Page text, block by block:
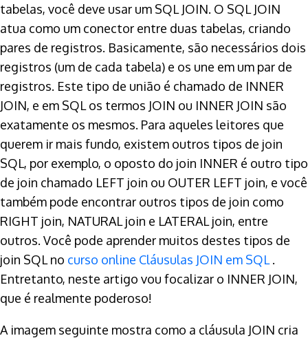
tabelas, você deve usar um SQL JOIN. O SQL JOIN
atua como um conector entre duas tabelas, criando
pares de registros. Basicamente, são necessários dois
registros (um de cada tabela) e os une em um par de
registros. Este tipo de união é chamado de INNER
JOIN, e em SQL os termos JOIN ou INNER JOIN são
exatamente os mesmos. Para aqueles leitores que
querem ir mais fundo, existem outros tipos de join
SQL, por exemplo, o oposto do join INNER é outro tipo
de join chamado LEFT join ou OUTER LEFT join, e você
também pode encontrar outros tipos de join como
RIGHT join, NATURAL join e LATERAL join, entre
outros. Você pode aprender muitos destes tipos de
join SQL no curso online Cláusulas JOIN em SQL .
Entretanto, neste artigo vou focalizar o INNER JOIN,
que é realmente poderoso!
A imagem seguinte mostra como a cláusula JOIN cria